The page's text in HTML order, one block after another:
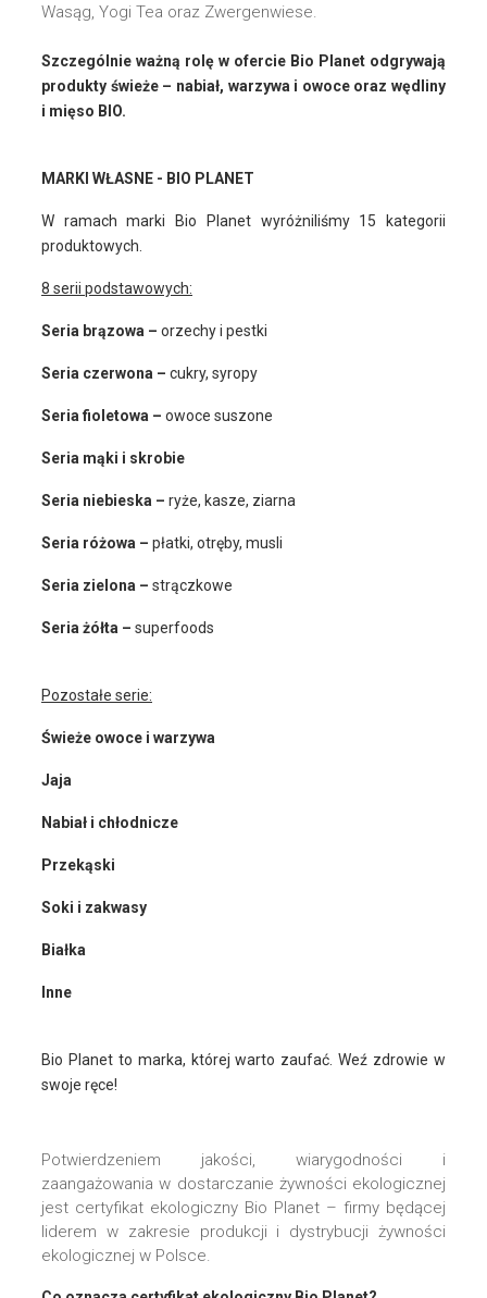
Wasąg, Yogi Tea oraz Zwergenwiese.
Szczególnie ważną rolę w ofercie Bio Planet odgrywają
produkty świeże – nabiał, warzywa i owoce oraz wędliny
i mięso BIO.
MARKI WŁASNE - BIO PLANET
W ramach marki Bio Planet wyróżniliśmy 15 kategorii
produktowych.
8 serii podstawowych:
Seria brązowa – orzechy i pestki
Seria czerwona – cukry, syropy
Seria fioletowa – owoce suszone
Seria mąki i skrobie
Seria niebieska – ryże, kasze, ziarna
Seria różowa – płatki, otręby, musli
Seria zielona – strączkowe
Seria żółta – superfoods
Pozostałe serie:
Świeże owoce i warzywa
Jaja
Nabiał i chłodnicze
Przekąski
Soki i zakwasy
Białka
Inne
Bio Planet to marka, której warto zaufać. Weź zdrowie w
swoje ręce!
Potwierdzeniem jakości, wiarygodności i
zaangażowania w dostarczanie żywności ekologicznej
jest certyfikat ekologiczny Bio Planet – firmy będącej
liderem w zakresie produkcji i dystrybucji żywności
ekologicznej w Polsce.